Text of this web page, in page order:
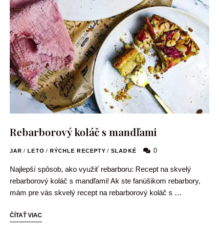
Rebarborový koláč s mandľami
JAR / LETO / RÝCHLE RECEPTY / SLADKÉ 0
Najlepší spôsob, ako využiť rebarboru: Recept na skvelý
rebarborový koláč s mandľami! Ak ste fanúšikom rebarbory,
mám pre vás skvelý recept na rebarborový koláč s …
ČÍTAŤ VIAC